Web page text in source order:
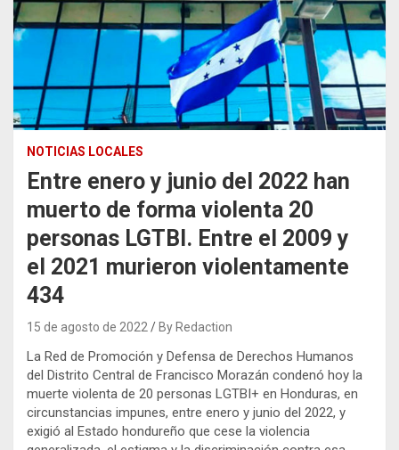
NOTICIAS LOCALES
Entre enero y junio del 2022 han
muerto de forma violenta 20
personas LGTBI. Entre el 2009 y
el 2021 murieron violentamente
434
15 de agosto de 2022 By Redaction
La Red de Promoción y Defensa de Derechos Humanos
del Distrito Central de Francisco Morazán condenó hoy la
muerte violenta de 20 personas LGTBI+ en Honduras, en
circunstancias impunes, entre enero y junio del 2022, y
exigió al Estado hondureño que cese la violencia